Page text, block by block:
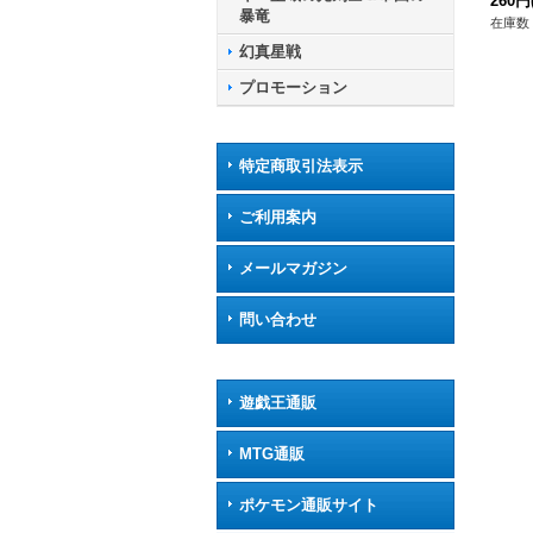
暴竜
幻真星戦
プロモーション
特定商取引法表示
ご利用案内
メールマガジン
問い合わせ
遊戯王通販
MTG通販
ポケモン通販サイト
ート
在庫数